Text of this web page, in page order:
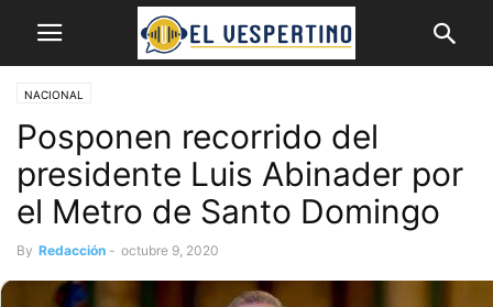
NACIONAL
Posponen recorrido del
presidente Luis Abinader por
el Metro de Santo Domingo
By Redacción - octubre 9, 2020